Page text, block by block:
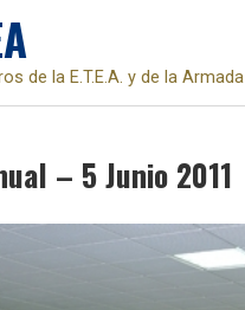
de la E.T.E.A. y de la Armada
– 5 Junio 2011